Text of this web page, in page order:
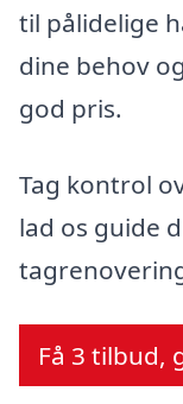
til pålidelige
dine behov
god pris.
Tag kontrol
lad os guide
Få 3 tilbud,